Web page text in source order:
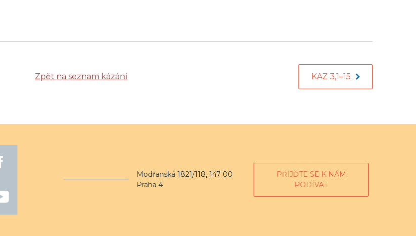
Zpět na seznam kázání KAZ 3,1–15
Modřanská 1821/118, 147 00
Praha 4
PŘIJĎTE SE K NÁM
PODÍVAT